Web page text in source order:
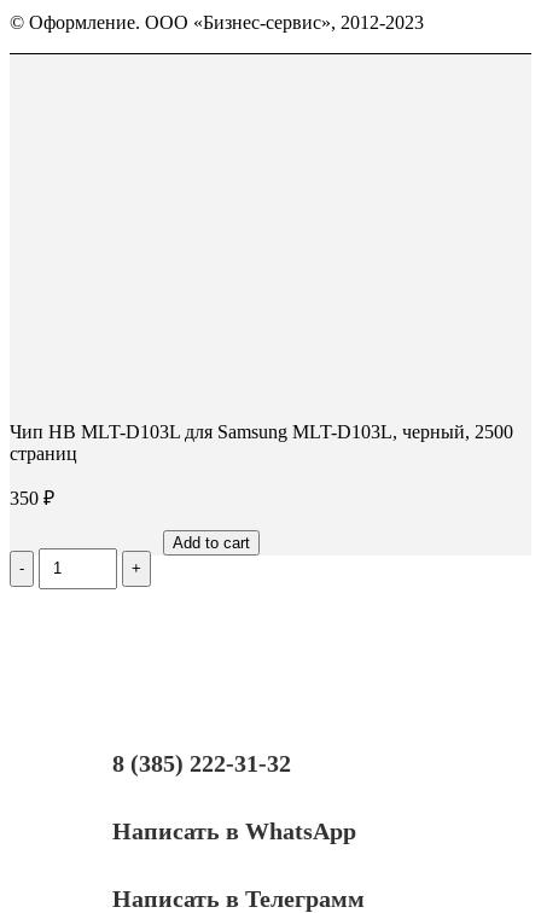
Вконтакте
открывается
в
WhatsApp
открывается
в
Telegram
открывается
в
© Оформление. ООО «Бизнес-сервис», 2012-2023
Чип HB MLT-D103L для Samsung MLT-D103L, черный, 2500
страниц
350 ₽
Количество
Чип
Add to cart
8 (385) 222-31-32
Написать в WhatsApp
Написать в Телеграмм